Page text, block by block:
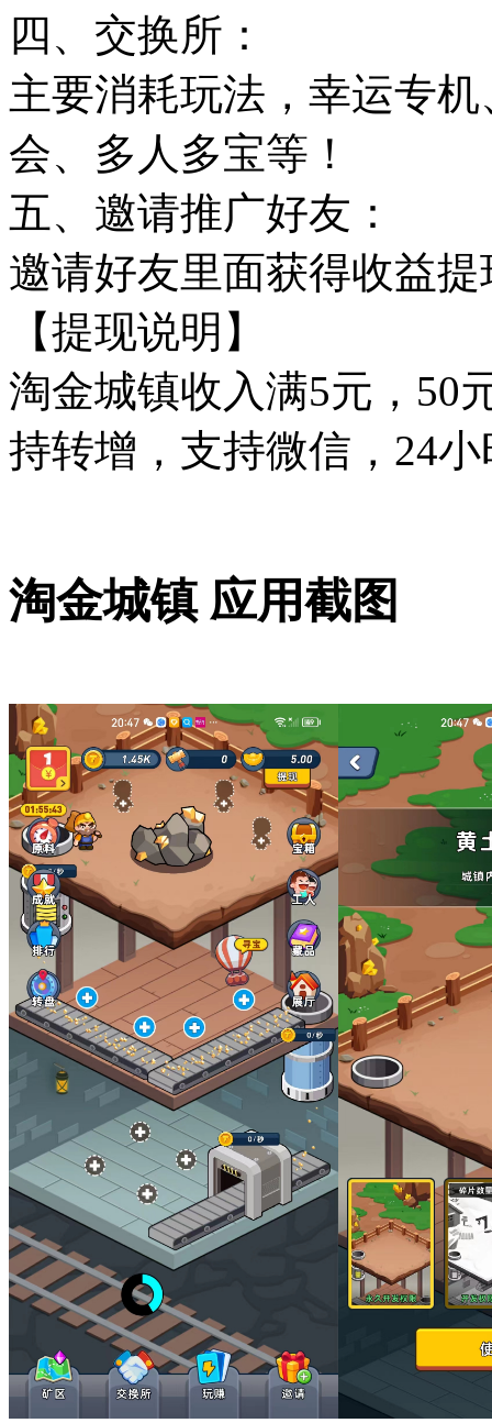
四、交换所：
主要消耗玩法，幸运专
会、多人多宝等！
五、邀请推广好友：
邀请好友里面获得收益
【提现说明】
淘金城镇收入满5元，50
持转增，支持微信，24
淘金城镇 应用截图